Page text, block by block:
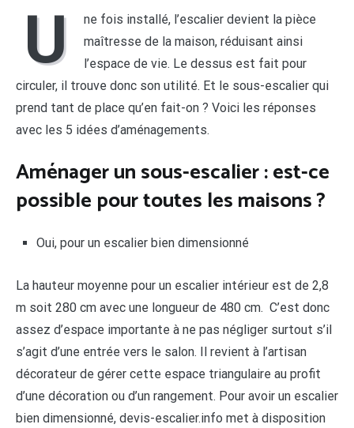
U
ne fois installé, l’escalier devient la pièce
maîtresse de la maison, réduisant ainsi
l’espace de vie. Le dessus est fait pour
circuler, il trouve donc son utilité. Et le sous-escalier qui
prend tant de place qu’en fait-on ? Voici les réponses
avec les 5 idées d’aménagements.
Aménager un sous-escalier : est-ce
possible pour toutes les maisons ?
Oui, pour un escalier bien dimensionné
La hauteur moyenne pour un escalier intérieur est de 2,8
m soit 280 cm avec une longueur de 480 cm. C’est donc
assez d’espace importante à ne pas négliger surtout s’il
s’agit d’une entrée vers le salon. Il revient à l’artisan
décorateur de gérer cette espace triangulaire au profit
d’une décoration ou d’un rangement. Pour avoir un escalier
bien dimensionné, devis-escalier.info met à disposition